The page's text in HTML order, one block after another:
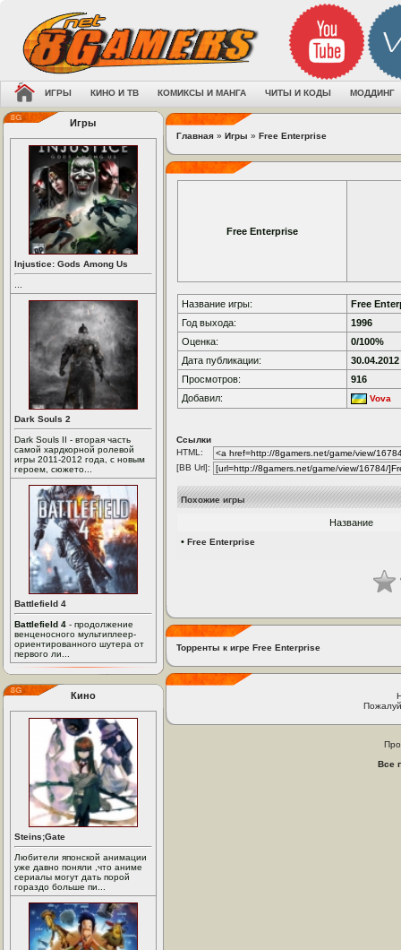
ИГРЫ КИНО И ТВ КОМИКСЫ И МАНГА ЧИТЫ И КОДЫ МОДДИНГ
Игры
Injustice: Gods Among Us
Dark Souls 2
Dark Souls II - вторая часть
самой хардкорной ролевой
игры 2011-2012 года, с новым
героем, сюжето...
Battlefield 4
Battlefield 4 - продолжение
венценосного мультиплеер-
ориентированного шутера от
первого ли...
Кино
Steins;Gate
Любители японской анимации
уже давно поняли ,что аниме
сериалы могут дать порой
гораздо больше пи...
Главная » Игры » Free Enterprise
Free Enterprise
Название игры:
Free
Год выхода:
1996
Оценка:
0/100%
Дата публикации:
30.04.2012
Просмотров:
916
Добавил:
Vova
Ссылки
HTML:
[BB Url]:
Похожие игры
Название
• Free Enterprise
Торренты к игре Free Enterprise
Все